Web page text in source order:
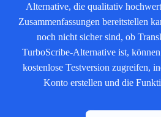
Alternative, die qualitativ
Zusammenfassungen bereitstellen
noch nicht sicher sind, ob
TurboScribe-Alternative ist,
kostenlose Testversion zugreifen,
Konto erstellen und die